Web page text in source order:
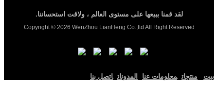
لقد قمنا ببيعها على مستوى العالم ، ولاقت استحساننا.
Copyright © 2026 WenZhou LianHeng Co.,ltd All Right Reserved
بيت منتجات معلومات عنا المدونات اتصل بنا